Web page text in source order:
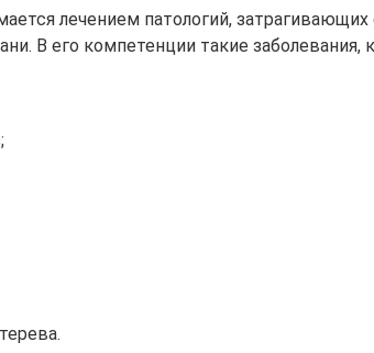
лечением патологий,
В его компетенции такие заболевания,